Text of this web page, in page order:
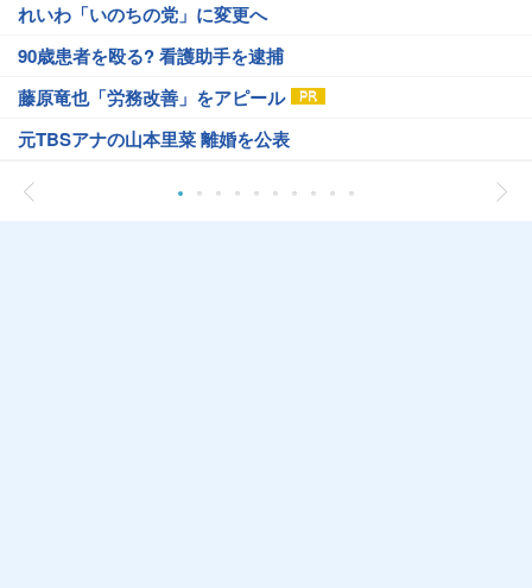
れいわ「いのちの党」に変更へ
90歳患者を殴る? 看護助手を逮捕
藤原竜也「労務改善」をアピール
元TBSアナの山本里菜 離婚を公表